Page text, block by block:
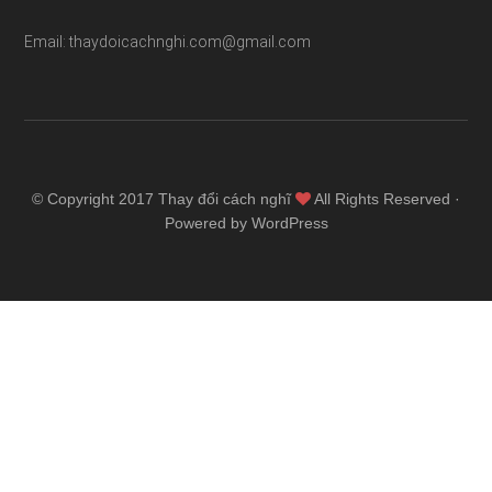
Email: thaydoicachnghi.com@gmail.com
© Copyright 2017 Thay đổi cách nghĩ
All Rights Reserved ·
Powered by WordPress